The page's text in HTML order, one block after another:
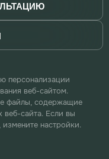
персонализации
веб-сайтом.
файлы, содержащие
сайта. Если вы
настройки.